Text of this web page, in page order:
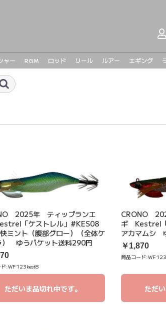
ャー RGM
ロッド
リール
ルアー
エギング
2025年 ティップランエ
「ケストレル」#KES08
ミント（腹部グロー）（全体ケ
） ゆうパケット送料290円
ド:WF123kest8
ただいま品切れ中です。
CRONO
ギ Kestrel「
アカマムシ
￥1,870
商品コード:
ただ